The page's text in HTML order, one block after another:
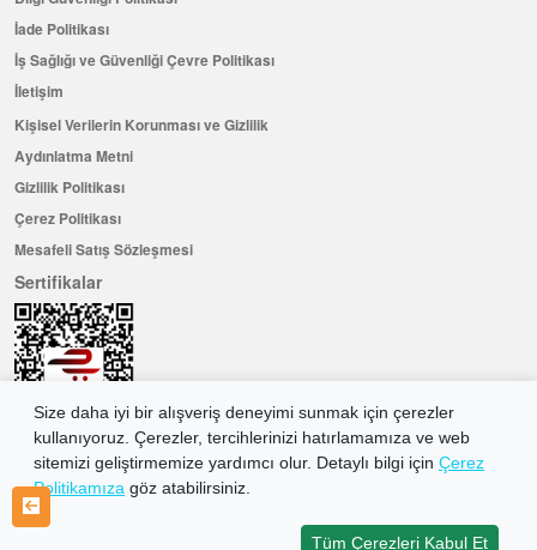
Size daha iyi bir alışveriş deneyimi sunmak için çerezler
kullanıyoruz. Çerezler, tercihlerinizi hatırlamamıza ve web
sitemizi geliştirmemize yardımcı olur. Detaylı bilgi için Çerez
Politikamıza göz atabilirsiniz.
Tüm Çerezleri Kabul Et
İade Politikası
İş Sağlığı ve Güvenliği Çevre Politikası
İletişim
Kişisel Verilerin Korunması ve Gizlilik
Aydınlatma Metni
Gizlilik Politikası
Çerez Politikası
Mesafeli Satış Sözleşmesi
Sertifikalar
Hemen Üye Olun ...ve 100 ₺ değerinde indirim kuponu kazanın